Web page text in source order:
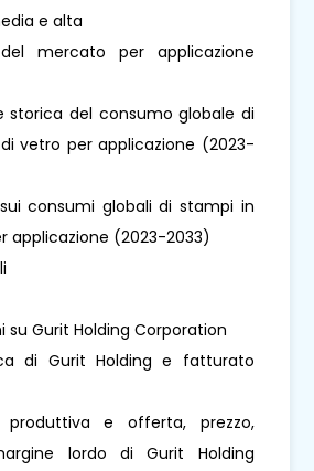
e alta
mercato per applicazione
storica del consumo globale di
vetro per applicazione (2023-
sui consumi globali di stampi in
applicazione (2023-2033)
su Gurit Holding Corporation
di Gurit Holding e fatturato
produttiva e offerta, prezzo,
lordo di Gurit Holding